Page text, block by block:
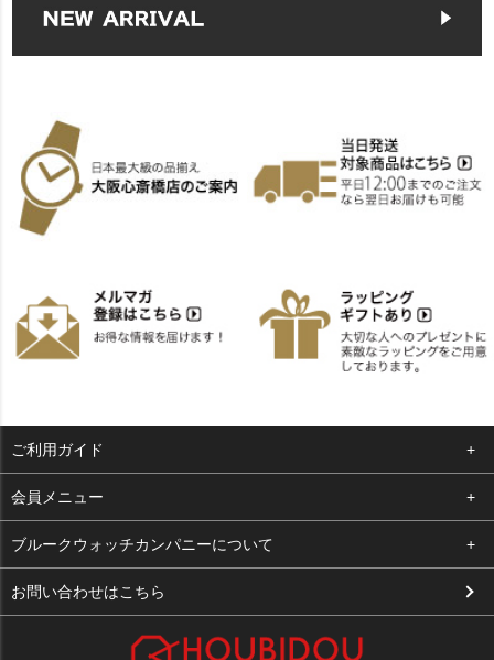
ご利用ガイド
よくある質問
支払い・送料
お客様の声
会員メニュー
ログイン
お気に入り
ブルークウォッチカンパニーについて
会社概要
お問い合わせはこちら